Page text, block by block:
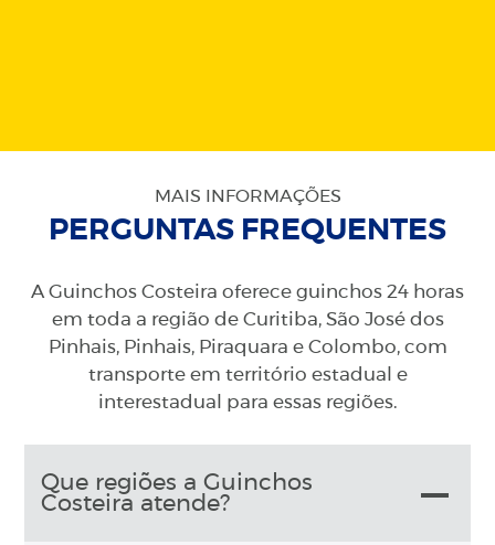
MAIS INFORMAÇÕES
PERGUNTAS FREQUENTES
A Guinchos Costeira oferece guinchos 24 horas
em toda a região de Curitiba, São José dos
Pinhais, Pinhais, Piraquara e Colombo, com
transporte em território estadual e
interestadual para essas regiões.
Que regiões a Guinchos
Costeira atende?